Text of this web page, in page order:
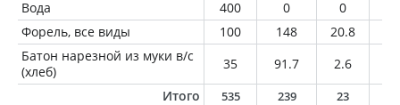
Вода 400 0 0
Форель, все виды
100 148 20.8
Батон нарезной из муки в/с
(хлеб)
35 91.7 2.6
Итого
535 239 23